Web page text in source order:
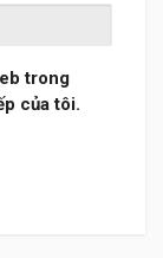
trong
của tôi.